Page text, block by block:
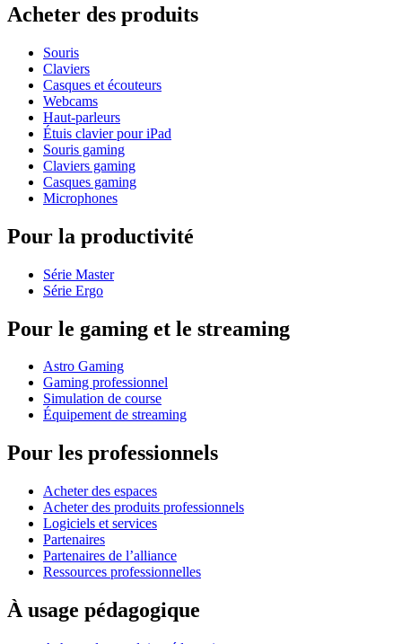
Acheter des produits
Souris
Claviers
Casques et écouteurs
Webcams
Haut-parleurs
Étuis clavier pour iPad
Souris gaming
Claviers gaming
Casques gaming
Microphones
Pour la productivité
Série Master
Série Ergo
Pour le gaming et le streaming
Astro Gaming
Gaming professionnel
Simulation de course
Équipement de streaming
Pour les professionnels
Acheter des espaces
Acheter des produits professionnels
Logiciels et services
Partenaires
Partenaires de l’alliance
Ressources professionnelles
À usage pédagogique